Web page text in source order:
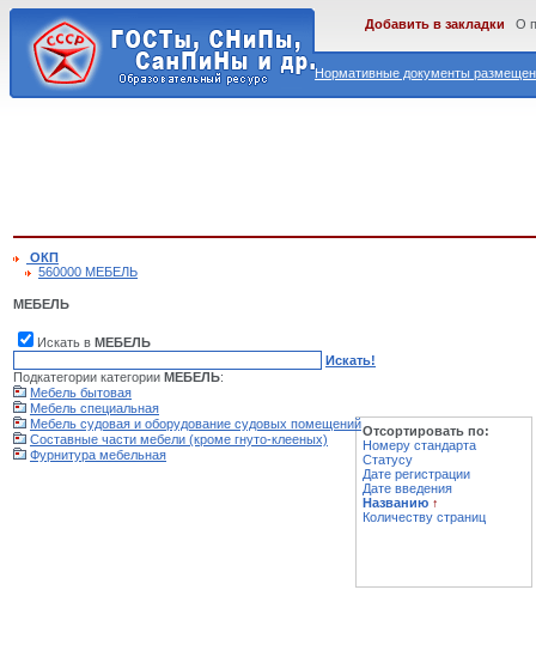
Нормативные документы
Добавить в закладки О
ОКП
560000 МЕБЕЛЬ
МЕБЕЛЬ
Искать в МЕБЕЛЬ
Искать!
Подкатегории категории МЕБЕЛЬ:
Мебель бытовая
Мебель специальная
Мебель судовая и оборудование судовых помещений
Составные части мебели (кроме гнуто-клееных)
Фурнитура мебельная
Отсортировать по:
Номеру стандарта
Статусу
Дате регистрации
Дате введения
Названию ↑
Количеству страниц